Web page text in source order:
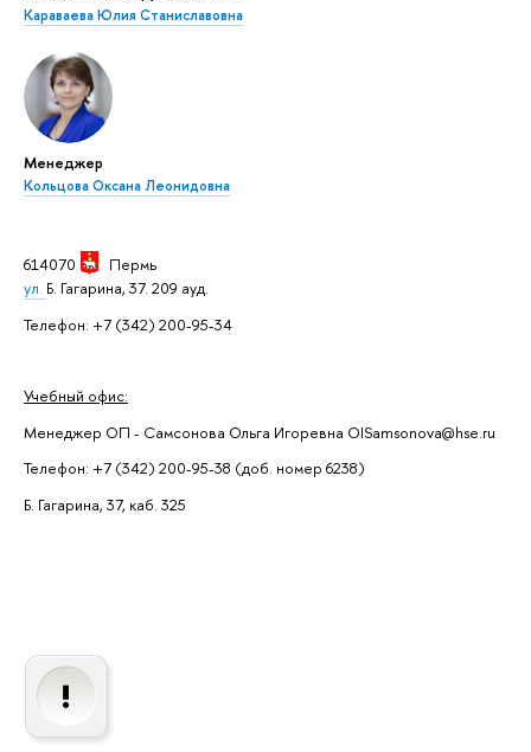
Караваева Юлия Станиславовна
Менеджер
Кольцова Оксана Леонидовна
614070
Пермь
ул. Б. Гагарина, 37. 209 ауд.
Телефон: +7 (342) 200-95-34
Учебный офис:
Менеджер ОП - Самсонова Ольга Игоревна OISamsonova@hse.ru
Телефон: +7 (342) 200-95-38 (доб. номер 6238)
Б. Гагарина, 37, каб. 325